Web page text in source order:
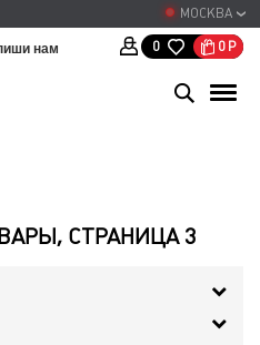
МОСКВА
нам 0 0 Р
СТРАНИЦА 3